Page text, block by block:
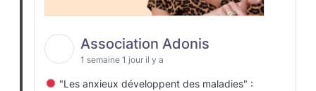
Association Adonis
1 semaine 1 jour il y a
"Les anxieux développent des maladies" :